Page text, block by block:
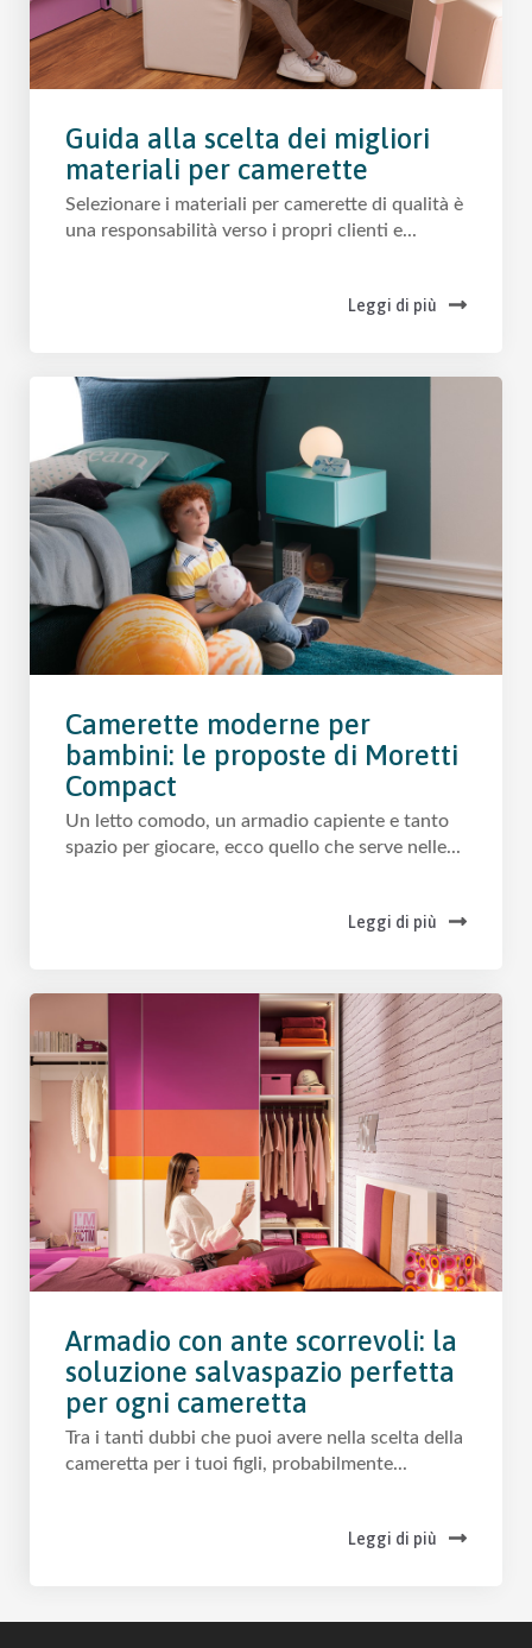
Guida alla scelta dei migliori
materiali per camerette
Selezionare i materiali per camerette di qualità è
una responsabilità verso i propri clienti e...
Leggi di più
Camerette moderne per
bambini: le proposte di Moretti
Compact
Un letto comodo, un armadio capiente e tanto
spazio per giocare, ecco quello che serve nelle...
Leggi di più
Armadio con ante scorrevoli: la
soluzione salvaspazio perfetta
per ogni cameretta
Tra i tanti dubbi che puoi avere nella scelta della
cameretta per i tuoi figli, probabilmente...
Leggi di più